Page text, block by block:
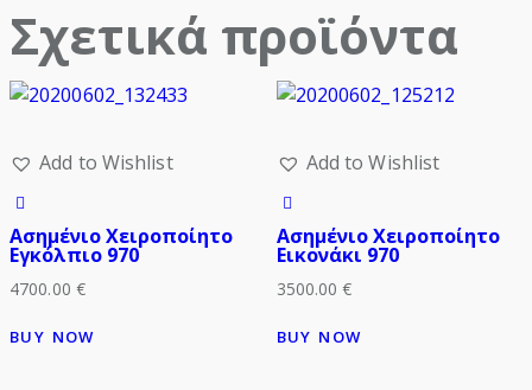
Σχετικά προϊόντα
Add to Wishlist
Ασημένιο Χειροποίητο
Εγκόλπιο 970
4700.00 €
BUY NOW
Add to Wishlist
Ασημένιο Χειροποίητο
Εικονάκι 970
3500.00€
BUY NOW